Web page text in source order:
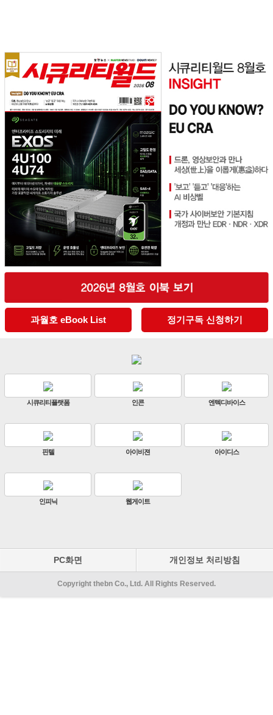
과월호 eBook List 정기구독 신청하기
판빌코리아 하이크비전 한화비전
ZKTeco 비엔에스테크 엔토스정보통신
원우이엔지 지인테크
PC화면 개인정보 처리방침
Copyright thebn Co., Ltd. All Rights Reserved.